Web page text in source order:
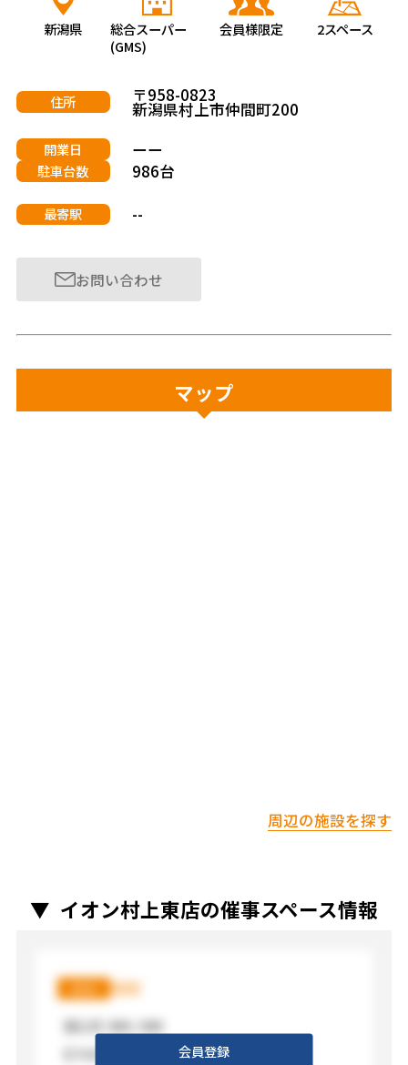
新潟県
総合スーパー
(GMS)
会員様限定 2スペース
住所 〒958-0823
新潟県村上市仲間町200
開業日 ーー
駐車台数 986台
最寄駅 --
お問い合わせ
マップ
周辺の施設を探す
イオン村上東店の催事スペース情報
XXX XXX
【広さ】
XXX / XXX
会員登録